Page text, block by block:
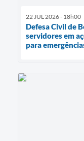
22 JUL 2026 - 18h00
Defesa Civil de
servidores em
para